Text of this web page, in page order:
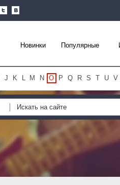
Новинки Популярные
J K L M N O P Q R S T U V